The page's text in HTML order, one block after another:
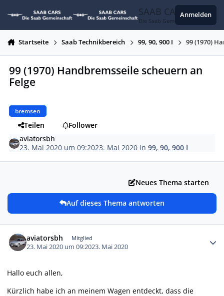
SAAB CARS
Die Saab Gemeinschaft
Anmelden
Startseite Saab Technikbereich 99, 90, 900 I 99 (1970)
99 (1970) Handbremsseile scheuern an
Felge
bremsen
Teilen
Follower
aviatorsbh
23. Mai 2020 um 09:2023. Mai 2020 in99, 90, 900 I
Neues Thema starten
Auf dieses Thema antworten
aviatorsbh Mitglied
23. Mai 2020 um 09:2023. Mai 2020
Hallo euch allen,
Kürzlich habe ich an meinem Wagen entdeckt, dass die